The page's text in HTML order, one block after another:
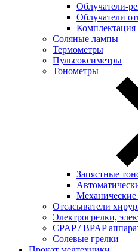
Облучатели-
Облучатели
Комплектация
Соляные лампы
Термометры
Пульсоксиметры
Тонометры
Запястные
Отсасыватели
Электрогрелки,
CPAP / BPAP
Солевые грелки